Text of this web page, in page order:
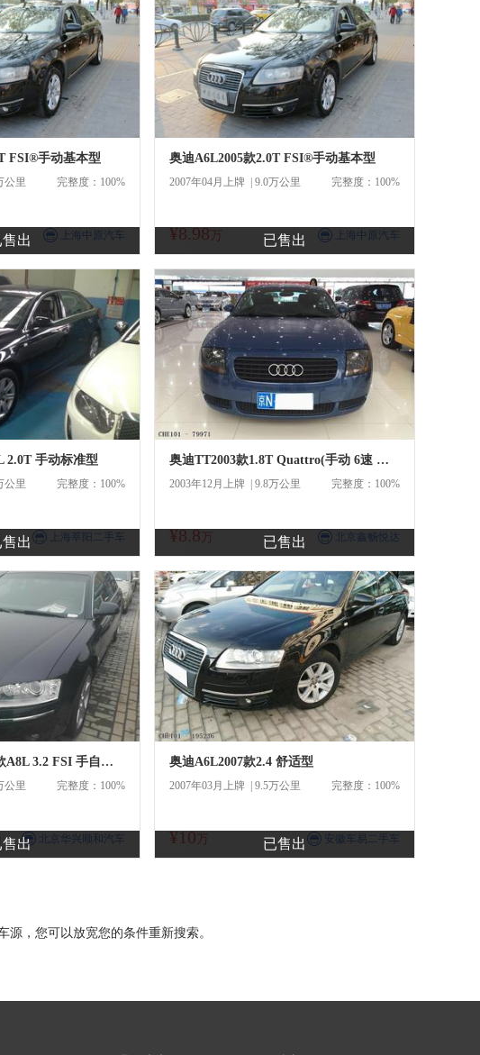
售出
FSI®手动基本型
完整度：100%
公里
商 上海中原汽车 已售出
奥迪A6L2005款2.0T FSI®手动基本型
完整度：100%
2007年04月上牌 | 9.0万公里
¥8.98 万 商 上海中原汽车
售出
2.0T 手动标准型
完整度：100%
公里
上海莘阳二手车 已售出
奥迪TT2003款1.8T Quattro(手动 6速 四驱)
完整度：100%
2003年12月上牌 | 9.8万公里
¥8.8 万 商 北京鑫畅悦达
售出
奥迪A8L2007款07款A8L 3.2 FSI 手自一体技术型 前驱
完整度：100%
公里
北京华兴顺和汽车 已售出
奥迪A6L2007款2.4 舒适型
完整度：100%
2007年03月上牌 | 9.5万公里
¥10 万 商 安徽车易二手车
，您可以放宽您的条件重新搜索。